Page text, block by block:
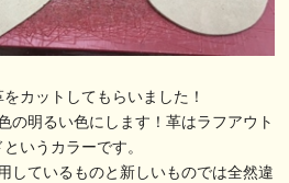
カットしてもらいました！
の明るい色にします！革はラフアウト
いうカラーです。
しているものと新しいものでは全然違